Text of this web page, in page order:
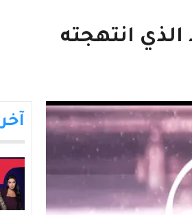
انتهجته
آخر